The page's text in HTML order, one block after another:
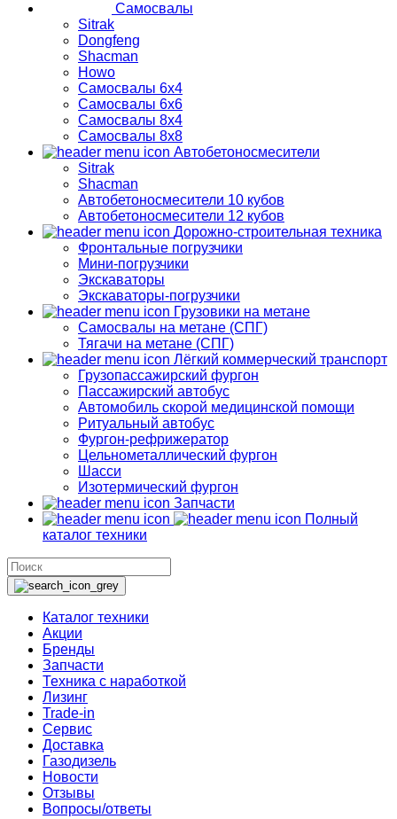
Самосвалы
Sitrak
Dongfeng
Shacman
Howo
Самосвалы 6х4
Самосвалы 6х6
Самосвалы 8х4
Самосвалы 8х8
Автобетоносмесители
Sitrak
Shacman
Автобетоносмесители 10 кубов
Автобетоносмесители 12 кубов
Дорожно-строительная техника
Фронтальные погрузчики
Мини-погрузчики
Экскаваторы
Экскаваторы-погрузчики
Грузовики на метане
Самосвалы на метане (СПГ)
Тягачи на метане (СПГ)
Лёгкий коммерческий транспорт
Грузопассажирский фургон
Пассажирский автобус
Автомобиль скорой медицинской помощи
Ритуальный автобус
Фургон-рефрижератор
Цельнометаллический фургон
Шасси
Изотермический фургон
Запчасти
Полный
каталог техники
Каталог техники
Акции
Бренды
Запчасти
Техника с наработкой
Лизинг
Trade-in
Сервис
Доставка
Газодизель
Новости
Отзывы
Вопросы/ответы